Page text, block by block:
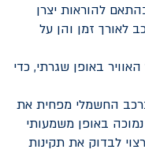
להוראות יצרן
לאורך זמן והן על
באופן שגרתי, כדי
החשמלי מפחית את
באופן משמעותי
לבדוק את תקינות